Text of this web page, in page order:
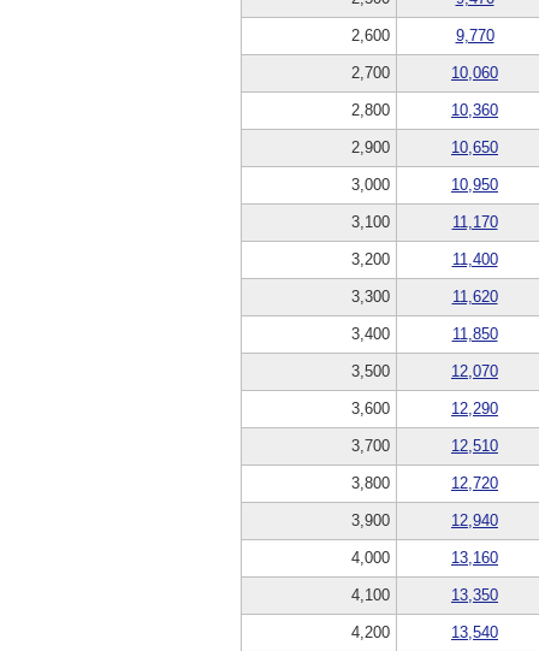
2,600 9,770
2,700 10,060
2,800 10,360
2,900 10,650
3,000 10,950
3,100 11,170
3,200 11,400
3,300 11,620
3,400 11,850
3,500 12,070
3,600 12,290
3,700 12,510
3,800 12,720
3,900 12,940
4,000 13,160
4,100 13,350
4,200 13,540